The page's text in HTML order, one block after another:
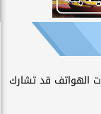
الهواتف قد تشارك